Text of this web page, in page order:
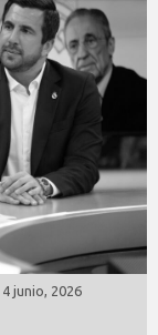
4 junio, 2026